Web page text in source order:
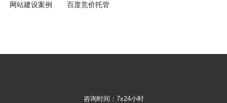
网站建设案例 百度竞价托管
咨询时间：7x24小时